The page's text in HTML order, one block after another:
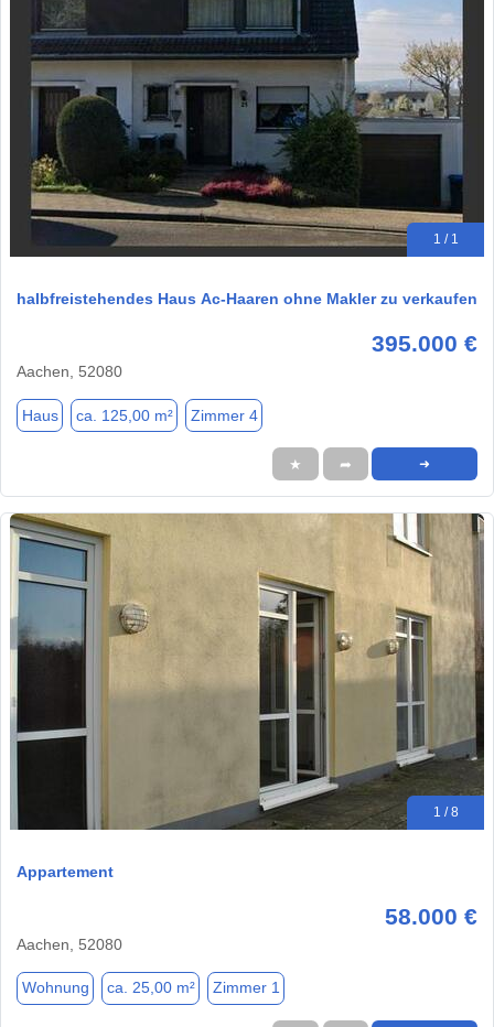
1 / 1
halbfreistehendes Haus Ac-Haaren ohne Makler zu verkaufen
395.000 €
Aachen, 52080
Haus ca. 125,00 m² Zimmer 4
★ ➦ ➜
1 / 8
Appartement
58.000 €
Aachen, 52080
Wohnung ca. 25,00 m² Zimmer 1